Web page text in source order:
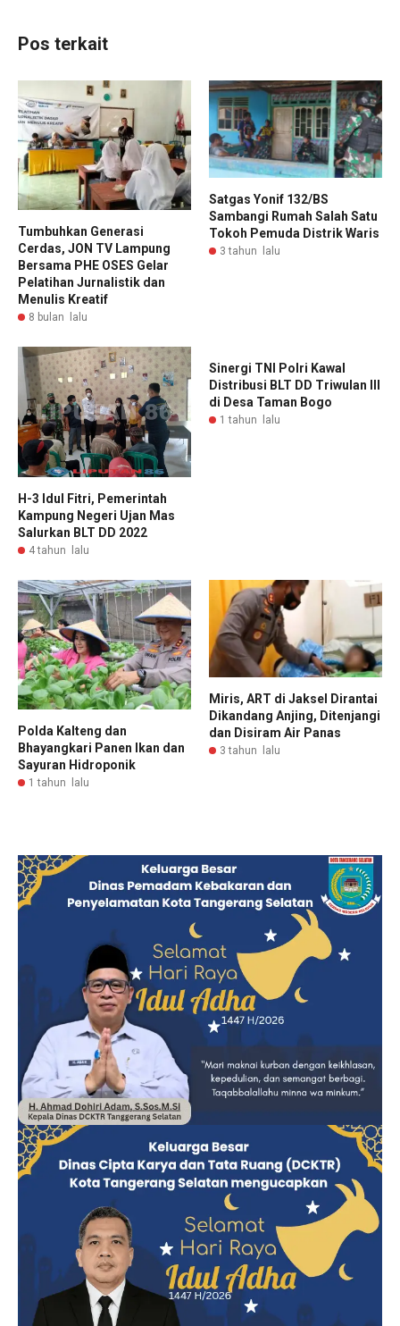
Pos terkait
Tumbuhkan Generasi
Cerdas, JON TV Lampung
Bersama PHE OSES Gelar
Pelatihan Jurnalistik dan
Menulis Kreatif
8 bulan lalu
Satgas Yonif 132/BS
Sambangi Rumah Salah Satu
Tokoh Pemuda Distrik Waris
3 tahun lalu
H-3 Idul Fitri, Pemerintah
Kampung Negeri Ujan Mas
Salurkan BLT DD 2022
4 tahun lalu
Sinergi TNI Polri Kawal
Distribusi BLT DD Triwulan III
di Desa Taman Bogo
1 tahun lalu
Polda Kalteng dan
Bhayangkari Panen Ikan dan
Sayuran Hidroponik
1 tahun lalu
Miris, ART di Jaksel Dirantai
Dikandang Anjing, Ditenjangi
dan Disiram Air Panas
3 tahun lalu